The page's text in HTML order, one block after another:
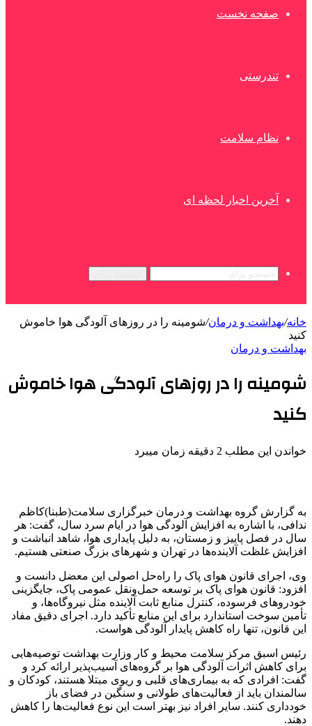
صفحه نخست
تندرستی
نظام سلامت
آخرین اخبار لحظه ای
خانه/بهداشت و درمان/شومینه را در روزهای آلودگی هوا خاموش
کنید
بهداشت و درمان
شومینه را در روزهای آلودگی هوا خاموش
کنید
خواندن این مطلب 2 دقیقه زمان میبرد
به گزارش گروه بهداشت و درمان خبرگزاری سلامت(طبنا)کاظم
ندافی، با اشاره به افزایش آلودگی هوا در ایام سرد سال، گفت: هر
سال در فصل پاییز و زمستان، به دلیل پایداری هوا، شاهد انباشت و
افزایش غلظت آلاینده‌ها در تهران و شهرهای بزرگ صنعتی هستیم.
وی، اجرای قانون هوای پاک را راه‌حل اصولی این معضل دانست و
افزود: قانون هوای پاک بر توسعه حمل‌ونقل عمومی پاک، جایگزینی
خودروهای فرسوده، کنترل منابع ثابت آلاینده مثل نیروگاه‌ها، و
تأمین سوخت استاندارد برای این منابع تأکید دارد. اجرای دقیق مفاد
این قانون، تنها راه کاهش پایدار آلودگی هواست.
رئیس اسبق مرکز سلامت محیط و کار وزارت بهداشت توصیه‌هایی
برای کاهش اثرات آلودگی هوا بر گروه‌های آسیب‌پذیر ارائه کرد و
گفت: افرادی که به بیماری‌های قلبی و ریوی مبتلا هستند، کودکان و
سالمندان باید از فعالیت‌های طولانی و سنگین در فضای باز
خودداری کنند. سایر افراد نیز بهتر است این نوع فعالیت‌ها را کاهش
دهند.